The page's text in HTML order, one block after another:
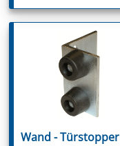
Wand - Türstopper